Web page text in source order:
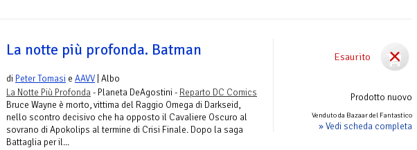
Esaurito
Prodotto nuovo
Venduto da Bazaar del Fantastico
» Vedi scheda completa
La notte più profonda. Batman
di Peter Tomasi e AAVV | Albo
La Notte Più Profonda- Planeta DeAgostini - Reparto DC Comics
Bruce Wayne è morto, vittima del Raggio Omega di Darkseid,
nello scontro decisivo che ha opposto il Cavaliere Oscuro al
sovrano di Apokolips al termine di Crisi Finale. Dopo la saga
Battaglia per il...